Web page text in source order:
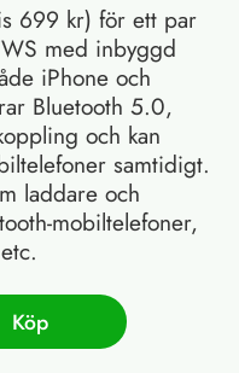
699 kr) för ett par
med inbyggd
iPhone och
Bluetooth 5.0,
och kan
samtidigt.
laddare och
mobiltelefoner,
Köp